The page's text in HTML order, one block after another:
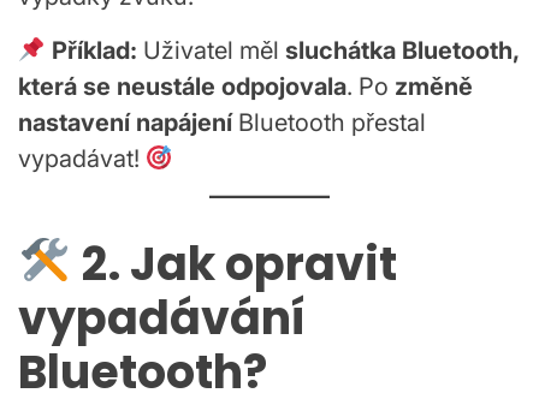
Příklad: Uživatel měl sluchátka Bluetooth,
která se neustále odpojovala. Po změně
nastavení napájeníBluetooth přestal
vypadávat!
2. Jak opravit
vypadávání
Bluetooth?